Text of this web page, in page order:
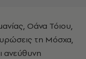
Οάνα Τόιου,
τη Μόσχα,
ανεύθυνη